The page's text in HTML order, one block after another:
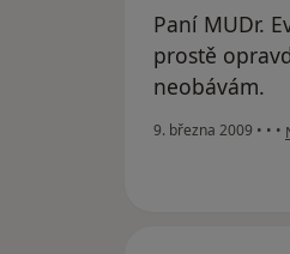
Paní MUDr.
prostě
neobávám.
9. března 2009 • • •